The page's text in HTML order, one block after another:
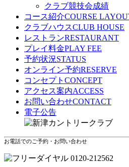
クラブ競技会成績
コース紹介COURSE
クラブハウスCLUB HOUSE
レストランRESTAURANT
プレイ料金PLAY FEE
予約状況STATUS
オンライン予約RESERVE
コンセプト CONCEPT
アクセス案内ACCESS
お問い合わせCONTACT
電子公告
お電話でのご予約・お問い合わせ
0120-212562